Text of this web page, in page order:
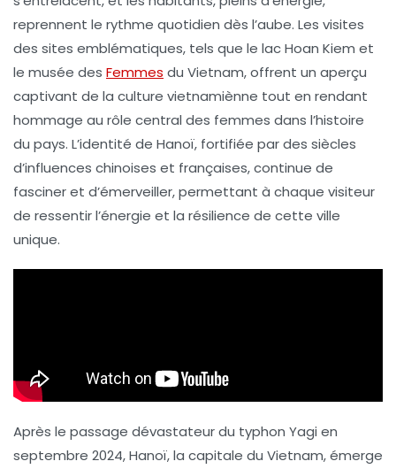
reprennent le rythme quotidien dès l’aube. Les visites
des sites emblématiques, tels que le lac Hoan Kiem et
le musée des Femmes du Vietnam, offrent un aperçu
captivant de la culture vietnamiènne tout en rendant
hommage au rôle central des femmes dans l’histoire
du pays. L’identité de Hanoï, fortifiée par des siècles
d’influences chinoises et françaises, continue de
fasciner et d’émerveiller, permettant à chaque visiteur
de ressentir l’énergie et la résilience de cette ville
unique.
Après le passage dévastateur du typhon Yagi en
septembre 2024, Hanoï, la capitale du Vietnam, émerge